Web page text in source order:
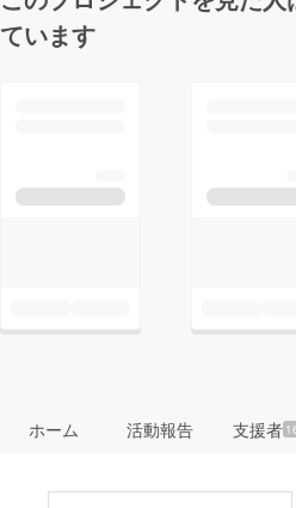
ています
ホーム 活動報告 支援者